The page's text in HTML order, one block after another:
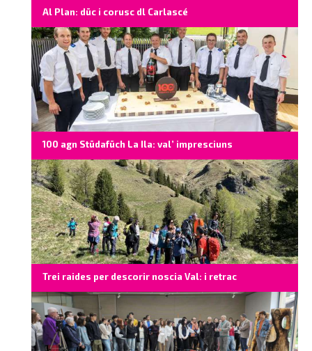
Al Plan: düc i corusc dl Carlascé
100 agn Stüdafüch La Ila: val’ impresciuns
Trei raides per descorir noscia Val: i retrac